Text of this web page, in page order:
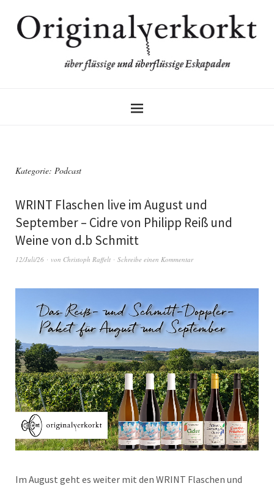
Kategorie: Podcast
WRINT Flaschen live im August und
September – Cidre von Philipp Reiß und
Weine von d.b Schmitt
12/Juli/26 von Christoph Raffelt Schreibe einen Kommentar
Im August geht es weiter mit den WRINT Flaschen und